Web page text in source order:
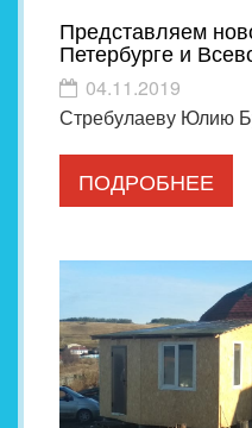
Представляем
Петербурге и
04.11.2019
Стребулаеву Юлию
ПОДРОБНЕЕ